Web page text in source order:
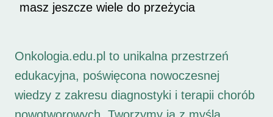
masz jeszcze wiele do przeżycia
Onkologia.edu.pl to unikalna przestrzeń
edukacyjna, poświęcona nowoczesnej
wiedzy z zakresu diagnostyki i terapii chorób